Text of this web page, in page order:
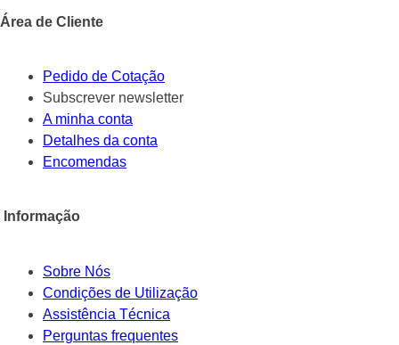
Área de Cliente
Pedido de Cotação
Subscrever newsletter
A minha conta
Detalhes da conta
Encomendas
Informação
Sobre Nós
Condições de Utilização
Assistência Técnica
Perguntas frequentes